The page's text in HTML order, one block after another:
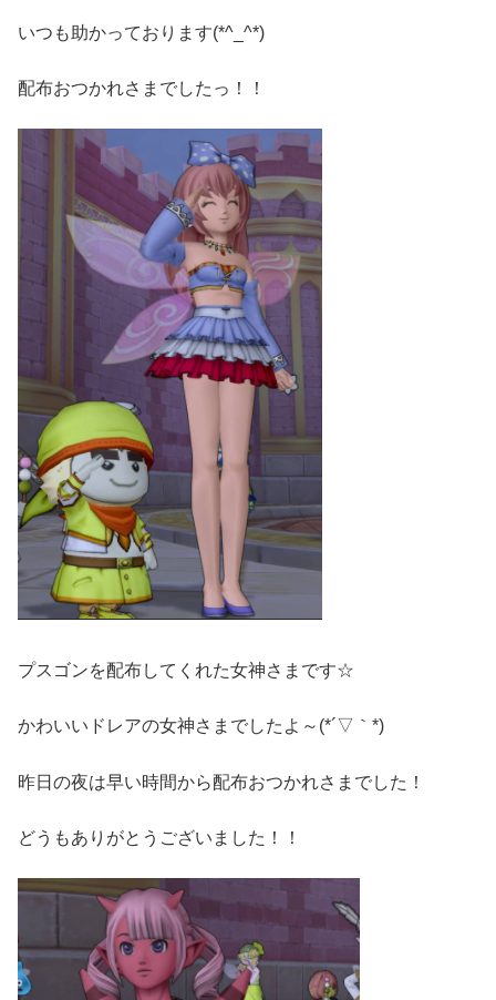
いつも助かっております(*^_^*)
配布おつかれさまでしたっ！！
プスゴンを配布してくれた女神さまです☆
かわいいドレアの女神さまでしたよ～(*´▽｀*)
昨日の夜は早い時間から配布おつかれさまでした！
どうもありがとうございました！！